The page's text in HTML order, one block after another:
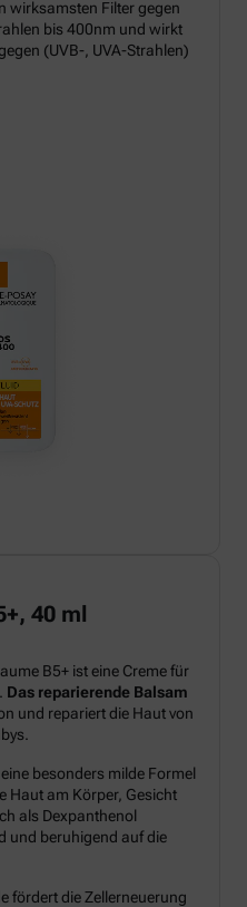
wirksamsten Filter gegen
bis 400nm und wirkt
(UVB-, UVA-Strahlen)
40 ml
B5+ ist eine Creme für
Das reparierende Balsam
und repariert die Haut von
besonders milde Formel
Haut am Körper, Gesicht
als Dexpanthenol
und beruhigend auf die
fördert die Zellerneuerung